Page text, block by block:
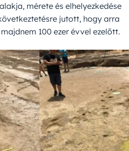
mérete és elhelyezkedése
jutott, hogy arra
100 ezer évvel ezelőtt.